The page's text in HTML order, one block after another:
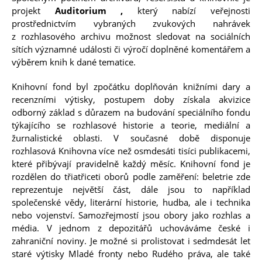
projekt Auditorium , který nabízí veřejnosti
prostřednictvím vybraných zvukových nahrávek
z rozhlasového archivu možnost sledovat na sociálních
sítích významné události či výročí doplněné komentářem a
výběrem knih k dané tematice.
Knihovní fond byl zpočátku doplňován knižními dary a
recenzními výtisky, postupem doby získala akvizice
odborný základ s důrazem na budování speciálního fondu
týkajícího se rozhlasové historie a teorie, mediální a
žurnalistické oblasti. V současné době disponuje
rozhlasová Knihovna více než osmdesáti tisíci publikacemi,
které přibývají pravidelně každý měsíc. Knihovní fond je
rozdělen do třiatřiceti oborů podle zaměření: beletrie zde
reprezentuje největší část, dále jsou to například
společenské vědy, literární historie, hudba, ale i technika
nebo vojenství. Samozřejmostí jsou obory jako rozhlas a
média. V jednom z depozitářů uchováváme české i
zahraniční noviny. Je možné si prolistovat i sedmdesát let
staré výtisky Mladé fronty nebo Rudého práva, ale také